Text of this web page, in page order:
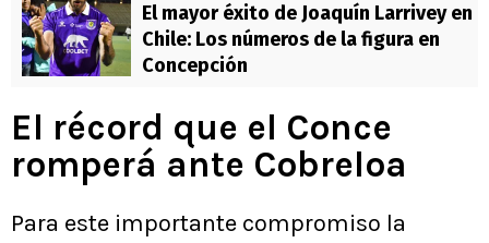
El mayor éxito de Joaquín Larrivey en
Chile: Los números de la figura en
Concepción
El récord que el Conce
romperá ante Cobreloa
Para este importante compromiso la